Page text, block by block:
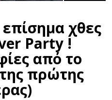
χθες
Party !
από το
πρώτης